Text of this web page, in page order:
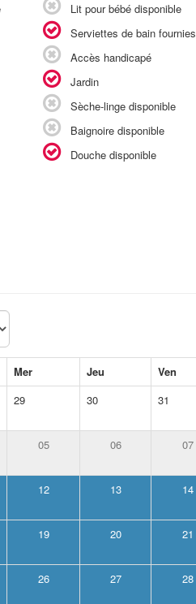
Lit pour bébé disponible
Serviettes de bain fournies
Accès handicapé
Jardin
Sèche-linge disponible
Baignoire disponible
Douche disponible
Mer Jeu Ven
29 30 31
05 06 07
12 13 14
19 20 21
26 27 28